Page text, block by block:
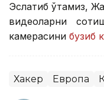
Эслатиб ўтамиз,
видеоларни
камерасини бузиб
Хакер Европа